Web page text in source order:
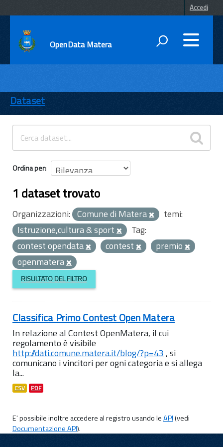
Accedi
OpenData Matera
ENTI
TEMI
INFORMAZIONI
Dataset
Ordina per
1 dataset trovato
Organizzazioni: Comune di Matera
temi:
Istruzione,cultura & sport
Tag:
contest opendata
contest
premio
openmatera
RISULTATO DEL FILTRO
Classifica Primo Contest Open Matera
In relazione al Contest OpenMatera, il cui
regolamento è visibile
http://dati.comune.matera.it/blog/?p=43 , si
comunicano i vincitori per ogni categoria e si allega
la...
CSV PDF
E' possibile inoltre accedere al registro usando leAPI(vedi
Documentazione API).